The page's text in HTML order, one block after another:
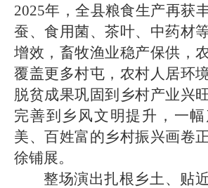
2025年，全县粮食生产再获
蚕、食用菌、茶叶、中药材
增效，畜牧渔业稳产保供，
覆盖更多村屯，农村人居环
脱贫成果巩固到乡村产业兴
完善到乡风文明提升，一
美、百姓富的乡村振兴画卷
徐铺展。
整场演出扎根乡土、贴